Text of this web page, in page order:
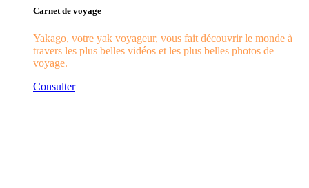
Carnet de voyage
Yakago, votre yak voyageur, vous fait découvrir le monde à
travers les plus belles vidéos et les plus belles photos de
voyage.
Consulter